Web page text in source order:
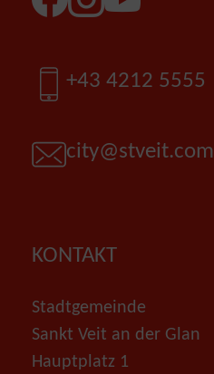
FacebookInstagramYouTube
Telefon
+43 4212 5555
E-Mail
city@stveit.com
KONTAKT
Stadtgemeinde
Sankt Veit an der Glan
Hauptplatz 1